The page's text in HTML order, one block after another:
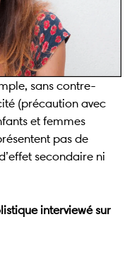
sans contre-
(précaution avec
et femmes
pas de
secondaire ni
interviewé sur